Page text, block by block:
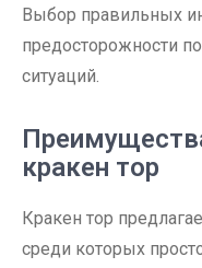
Выбор правильных
предосторожности
ситуаций.
кракен тор
Кракен тор
среди которых